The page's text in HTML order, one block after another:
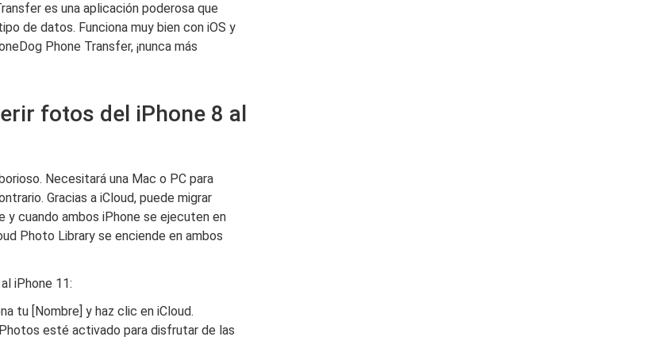
es una aplicación poderosa que
de datos. Funciona muy bien con iOS y
Phone Transfer, ¡nunca más
fotos del iPhone 8 al
Necesitará una Mac o PC para
Gracias a iCloud, puede migrar
cuando ambos iPhone se ejecuten en
Photo Library se enciende en ambos
iPhone 11:
tu [Nombre] y haz clic en iCloud.
esté activado para disfrutar de las